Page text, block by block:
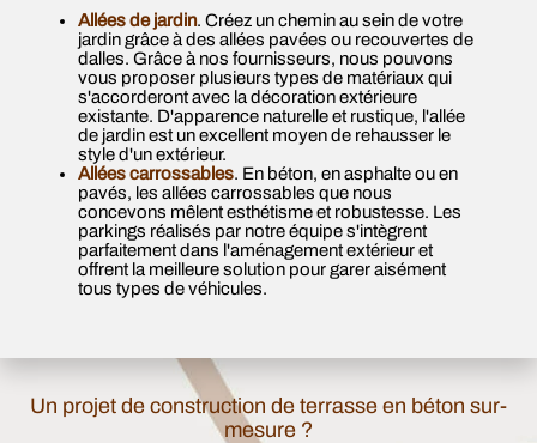
Allées de jardin. Créez un chemin au sein de votre
jardin grâce à des allées pavées ou recouvertes de
dalles. Grâce à nos fournisseurs, nous pouvons
vous proposer plusieurs types de matériaux qui
s'accorderont avec la décoration extérieure
existante. D'apparence naturelle et rustique, l'allée
de jardin est un excellent moyen de rehausser le
style d'un extérieur.
Allées carrossables. En béton, en asphalte ou en
pavés, les allées carrossables que nous
concevons mêlent esthétisme et robustesse. Les
parkings réalisés par notre équipe s'intègrent
parfaitement dans l'aménagement extérieur et
offrent la meilleure solution pour garer aisément
tous types de véhicules.
Un projet de construction de terrasse en béton sur-
mesure ?